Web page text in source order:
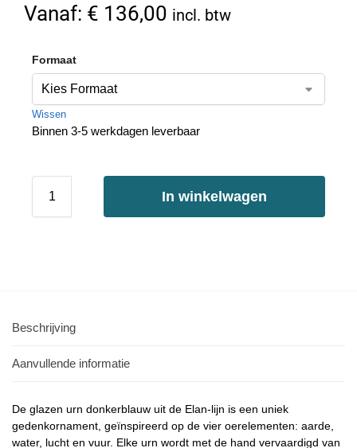
Vanaf: € 136,00 incl. btw
Formaat
Wissen
Binnen 3-5 werkdagen leverbaar
In winkelwagen
Beschrijving
Aanvullende informatie
De glazen urn donkerblauw uit de Elan-lijn is een uniek
gedenkornament, geïnspireerd op de vier oerelementen: aarde,
water, lucht en vuur. Elke urn wordt met de hand vervaardigd van